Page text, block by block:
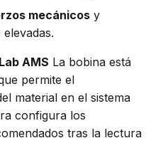
mecánicos y
AMS La bobina está
permite el
material en el sistema
configura los
tras la lectura